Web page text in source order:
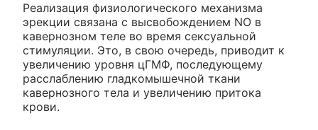
Реализация физиологического механизма
эрекции связана с высвобождением NO в
кавернозном теле во время сексуальной
стимуляции. Это, в свою очередь, приводит к
увеличению уровня цГМФ, последующему
расслаблению гладкомышечной ткани
кавернозного тела и увеличению притока
крови.